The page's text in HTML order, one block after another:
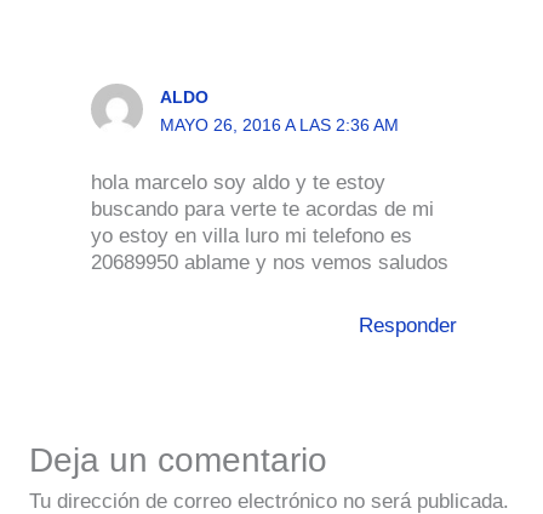
ALDO
MAYO 26, 2016 A LAS 2:36 AM
hola marcelo soy aldo y te estoy
buscando para verte te acordas de mi
yo estoy en villa luro mi telefono es
20689950 ablame y nos vemos saludos
Responder
Deja un comentario
Tu dirección de correo electrónico no será publicada.